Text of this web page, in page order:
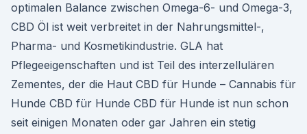
optimalen Balance zwischen Omega-6- und Omega-3,
CBD Öl ist weit verbreitet in der Nahrungsmittel-,
Pharma- und Kosmetikindustrie. GLA hat
Pflegeeigenschaften und ist Teil des interzellulären
Zementes, der die Haut CBD für Hunde – Cannabis für
Hunde CBD für Hunde CBD für Hunde ist nun schon
seit einigen Monaten oder gar Jahren ein stetig